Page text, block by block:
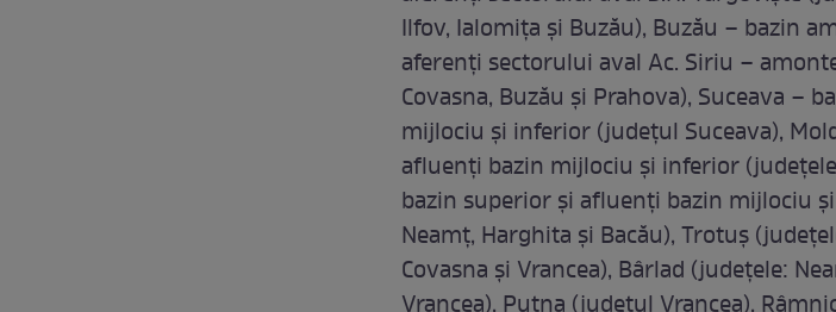
Ilfov, Ialomiţa şi Buzău), Buzău – bazin
aferenţi sectorului aval Ac. Siriu –
Covasna, Buzău şi Prahova), Suceava –
mijlociu şi inferior (judeţul Suceava),
afluenţi bazin mijlociu şi inferior
bazin superior şi afluenţi bazin mijlociu
Neamţ, Harghita şi Bacău), Trotuş
Covasna şi Vrancea), Bârlad (judeţele: